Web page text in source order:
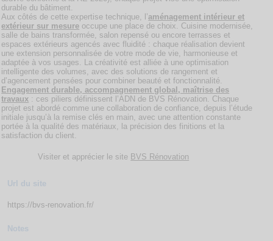
durable du bâtiment.
Aux côtés de cette expertise technique, l’aménagement intérieur et
extérieur sur mesure occupe une place de choix. Cuisine modernisée,
salle de bains transformée, salon repensé ou encore terrasses et
espaces extérieurs agencés avec fluidité : chaque réalisation devient
une extension personnalisée de votre mode de vie, harmonieuse et
adaptée à vos usages. La créativité est alliée à une optimisation
intelligente des volumes, avec des solutions de rangement et
d’agencement pensées pour combiner beauté et fonctionnalité.
Engagement durable, accompagnement global, maîtrise des
travaux : ces piliers définissent l’ADN de BVS Rénovation. Chaque
projet est abordé comme une collaboration de confiance, depuis l’étude
initiale jusqu’à la remise clés en main, avec une attention constante
portée à la qualité des matériaux, la précision des finitions et la
satisfaction du client.
Visiter et apprécier le site BVS Rénovation
Url du site
https://bvs-renovation.fr/
Notes